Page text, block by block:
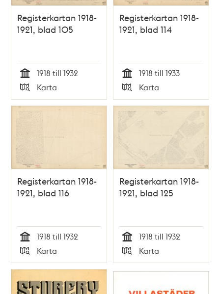
Registerkartan 1918-
1921, blad 105
Tid
1918 till 1932
Typ
Karta
Registerkartan 1918-
1921, blad 114
Tid
1918 till 1933
Typ
Karta
Registerkartan 1918-
1921, blad 116
Tid
1918 till 1932
Typ
Karta
Registerkartan 1918-
1921, blad 125
Tid
1918 till 1932
Typ
Karta